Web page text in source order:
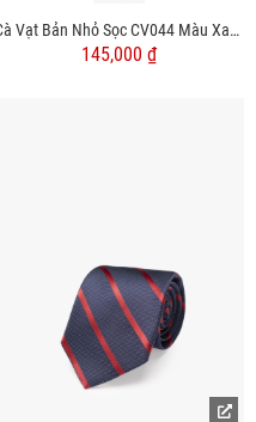
Cà Vạt Bản Nhỏ Sọc CV044 Màu Xanh Đen
145,000 ₫